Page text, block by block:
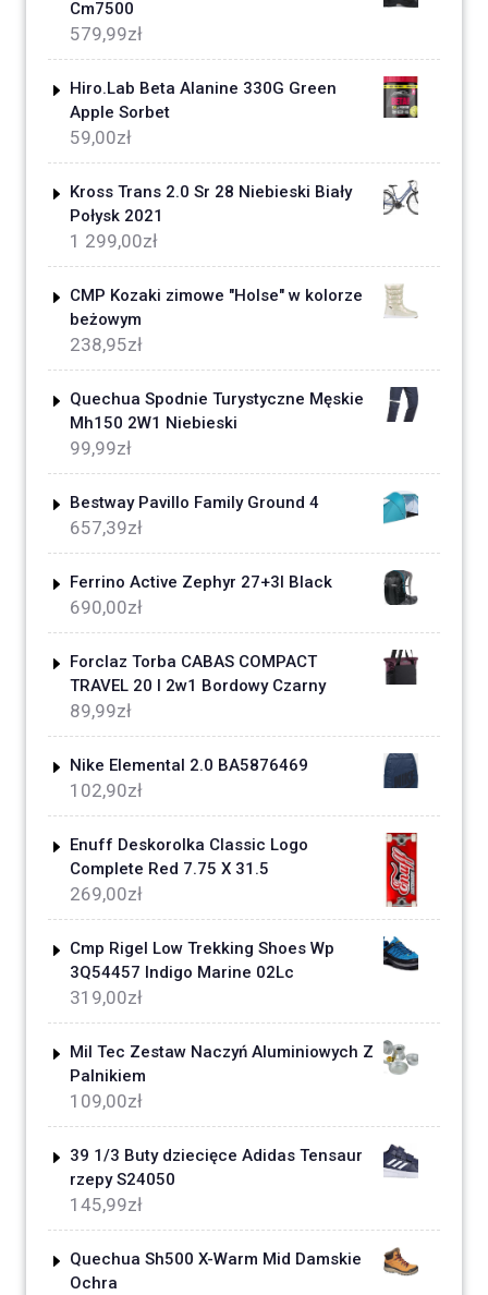
Cm7500
579,99zł
Hiro.Lab Beta Alanine 330G Green
Apple Sorbet
59,00zł
Kross Trans 2.0 Sr 28 Niebieski Biały
Połysk 2021
1 299,00zł
CMP Kozaki zimowe "Holse" w kolorze
beżowym
238,95zł
Quechua Spodnie Turystyczne Męskie
Mh150 2W1 Niebieski
99,99zł
Bestway Pavillo Family Ground 4
657,39zł
Ferrino Active Zephyr 27+3l Black
690,00zł
Forclaz Torba CABAS COMPACT
TRAVEL 20 l 2w1 Bordowy Czarny
89,99zł
Nike Elemental 2.0 BA5876469
102,90zł
Enuff Deskorolka Classic Logo
Complete Red 7.75 X 31.5
269,00zł
Cmp Rigel Low Trekking Shoes Wp
3Q54457 Indigo Marine 02Lc
319,00zł
Mil Tec Zestaw Naczyń Aluminiowych Z
Palnikiem
109,00zł
39 1/3 Buty dziecięce Adidas Tensaur
rzepy S24050
145,99zł
Quechua Sh500 X-Warm Mid Damskie
Ochra